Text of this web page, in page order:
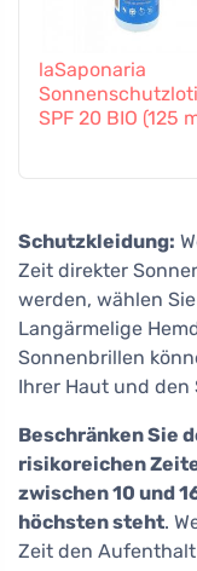
laSaponaria
SPF 20 BIO (125
Schutzkleidung:
Zeit direkter
werden, wählen
Langärmelige
Sonnenbrillen
Ihrer Haut und
Beschränken Sie
risikoreichen
zwischen 10 und
höchsten steht.
Zeit den